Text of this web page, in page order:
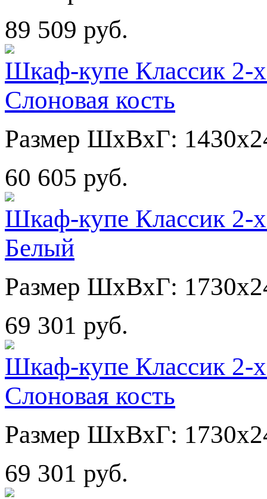
89 509 руб.
Шкаф-купе Классик 2-
Слоновая кость
Размер ШхВхГ:
60 605 руб.
Шкаф-купе Классик 2-
Белый
Размер ШхВхГ:
69 301 руб.
Шкаф-купе Классик 2-
Слоновая кость
Размер ШхВхГ:
69 301 руб.